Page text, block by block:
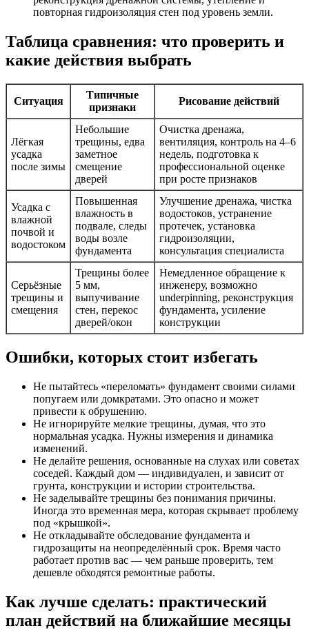
повторная гидроизоляция стен под уровень земли.
Таблица сравнения: что проверить и
какие действия выбрать
Ситуация
Типичные
признаки
Риcование действий
Лёгкая
усадка
после зимы
Небольшие
трещины, едва
заметное
смещение
дверей
Очистка дренажа,
вентиляция, контроль на 4–6
недель, подготовка к
профессиональной оценке
при росте признаков
Усадка с
влажной
почвой и
водостоком
Повышенная
влажность в
подвале, следы
воды возле
фундамента
Улучшение дренажа, чистка
водостоков, устранение
протечек, установка
гидроизоляции,
консультация специалиста
Серьёзные
трещины и
смещения
Трещины более
5 мм,
выпучивание
стен, перекос
дверей/окон
Немедленное обращение к
инженеру, возможно
underpinning, реконструкция
фундамента, усиление
конструкции
Ошибки, которых стоит избегать
Не пытайтесь «переломать» фундамент своими силами
попугаем или домкратами. Это опасно и может
привести к обрушению.
Не игнорируйте мелкие трещины, думая, что это
нормальная усадка. Нужны измерения и динамика
изменений.
Не делайте решения, основанные на слухах или советах
соседей. Каждый дом — индивидуален, и зависит от
грунта, конструкции и истории строительства.
Не заделывайте трещины без понимания причины.
Иногда это временная мера, которая скрывает проблему
под «крышкой».
Не откладывайте обследование фундамента и
гидрозащиты на неопределённый срок. Время часто
работает против вас — чем раньше проверить, тем
дешевле обходятся ремонтные работы.
Как лучше сделать: практический
план действий на ближайшие месяцы